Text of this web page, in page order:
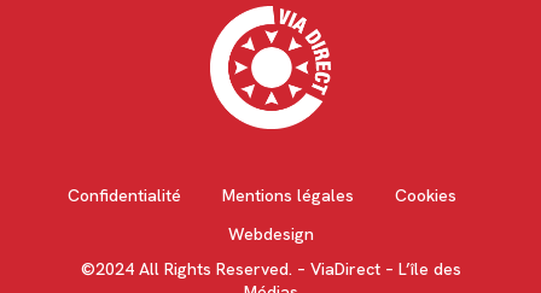
Confidentialité Mentions légales
Cookies
Webdesign
©2024 All Rights Reserved. – ViaDirect – L’île des